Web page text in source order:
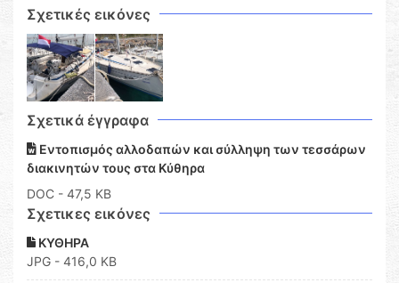
Σχετικές εικόνες
Σχετικά έγγραφα
Εντοπισμός αλλοδαπών και σύλληψη των τεσσάρων
διακινητών τους στα Κύθηρα
DOC - 47,5 KB
Σχετικες εικόνες
ΚΥΘΗΡΑ
JPG - 416,0 KB